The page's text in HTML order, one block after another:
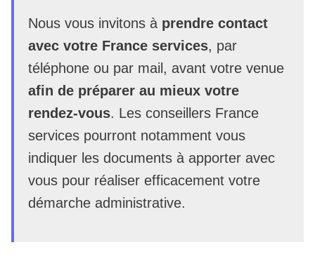
Nous vous invitons à prendre contact
avec votre France services, par
téléphone ou par mail, avant votre venue
afin de préparer au mieux votre
rendez-vous. Les conseillers France
services pourront notamment vous
indiquer les documents à apporter avec
vous pour réaliser efficacement votre
démarche administrative.